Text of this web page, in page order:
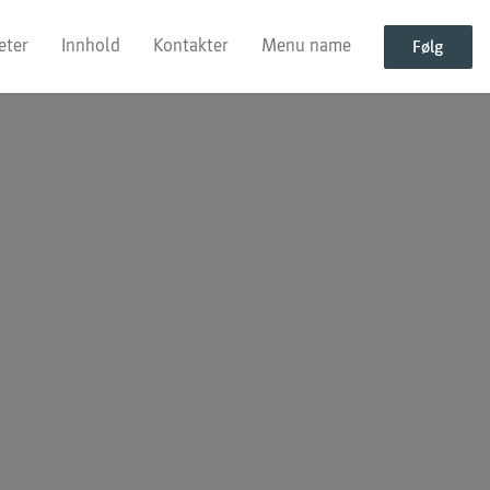
Innhold Kontakter Menu name Følg